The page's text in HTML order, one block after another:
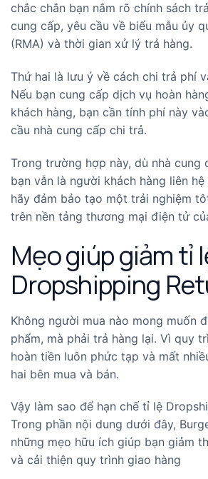
chắc chắn bạn nắm rõ chính sách
cung cấp, yêu cầu về biểu mẫu ủy
(RMA) và thời gian xử lý trả hàng.
Thứ hai là lưu ý về cách chi trả phí
Nếu bạn cung cấp dịch vụ hoàn
khách hàng, bạn cần tính phí này
cầu nhà cung cấp chi trả.
Trong trường hợp này, dù nhà cung
bạn vẫn là người khách hàng liên
hãy đảm bảo tạo một trải nghiệm
trên nền tảng thương mại điện tử
Mẹo giúp giảm tỉ
Dropshipping
Không người mua nào mong muốn
phẩm, mà phải trả hàng lại. Vì quy
hoàn tiền luôn phức tạp và mất
hai bên mua và bán.
Vậy làm sao để hạn chế tỉ lệ
Trong phần nội dung dưới đây,
những mẹo hữu ích giúp bạn giảm
và cải thiện quy trình giao hàng